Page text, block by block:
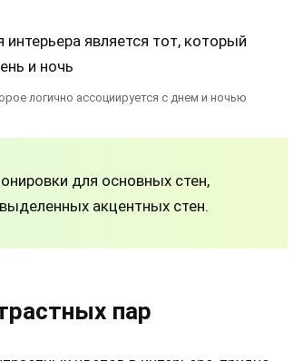
логично ассоциируется с днем и ночью
для основных стен,
акцентных стен.
пар